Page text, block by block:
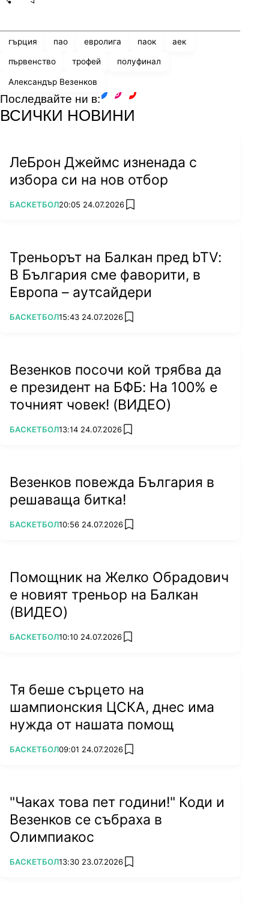
гърция пао евролига паок аек
първенство трофей полуфинал
Александър Везенков
Последвайте ни в:
ВСИЧКИ НОВИНИ
ЛеБрон Джеймс изненада с
избора си на нов отбор
ПОВЕЧЕ ОТ
БАСКЕТБОЛ20:05 24.07.2026 add favorites
Треньорът на Балкан пред bTV:
В България сме фаворити, в
Европа – аутсайдери
ПОВЕЧЕ ОТ
БАСКЕТБОЛ15:43 24.07.2026 add favorites
Везенков посочи кой трябва да
е президент на БФБ: На 100% е
точният човек! (ВИДЕО)
ПОВЕЧЕ ОТ
БАСКЕТБОЛ13:14 24.07.2026 add favorites
Везенков повежда България в
решаваща битка!
ПОВЕЧЕ ОТ
БАСКЕТБОЛ10:56 24.07.2026 add favorites
Помощник на Желко Обрадович
е новият треньор на Балкан
(ВИДЕО)
ПОВЕЧЕ ОТ
БАСКЕТБОЛ10:10 24.07.2026 add favorites
Тя беше сърцето на
шампионския ЦСКА, днес има
нужда от нашата помощ
ПОВЕЧЕ ОТ
БАСКЕТБОЛ09:01 24.07.2026 add favorites
"Чаках това пет години!" Коди и
Везенков се събраха в
Олимпиакос
ПОВЕЧЕ ОТ
БАСКЕТБОЛ13:30 23.07.2026 add favorites